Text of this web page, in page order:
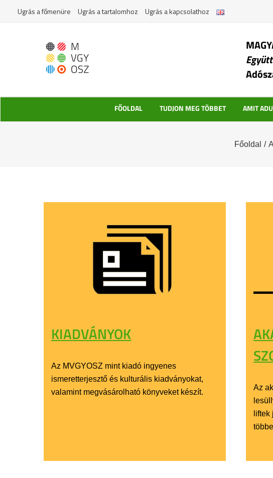
Ugrás a főmenüre Ugrás a tartalomhoz Ugrás a kapcsolathoz
FŐOLDAL TUDJON MEG TÖBBET AMIT
Főoldal /
KIADVÁNYOK
Az MVGYOSZ mint kiadó ingyenes
ismeretterjesztő és kulturális kiadványokat,
valamint megvásárolható könyveket készít.
Az